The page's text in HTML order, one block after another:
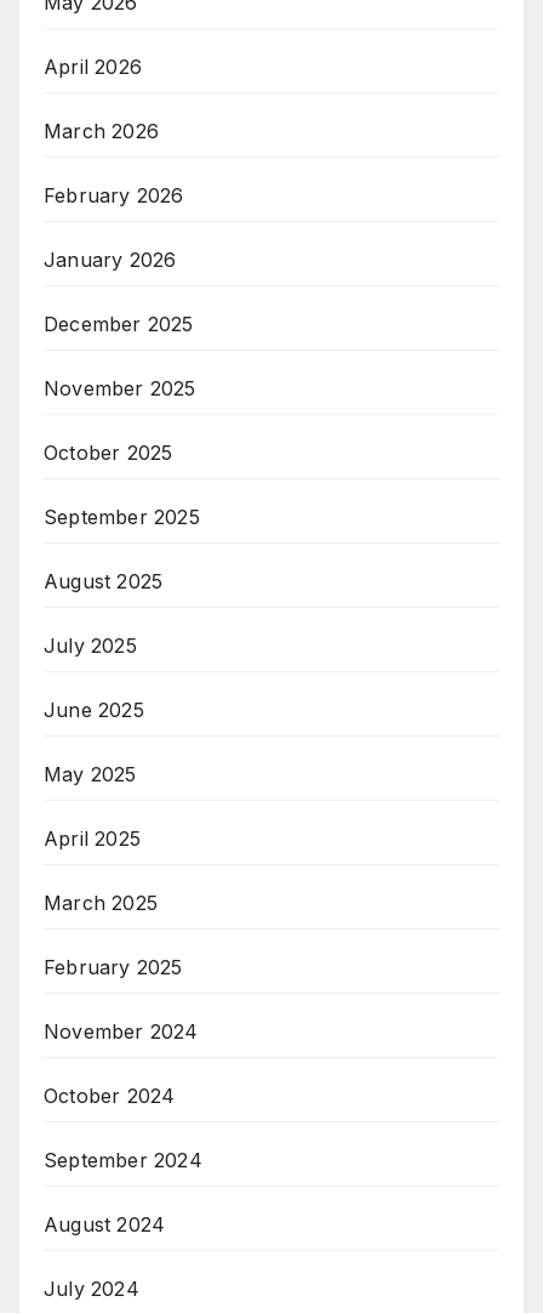
April 2026
March 2026
February 2026
January 2026
December 2025
November 2025
October 2025
September 2025
August 2025
July 2025
June 2025
May 2025
April 2025
March 2025
February 2025
November 2024
October 2024
September 2024
August 2024
July 2024